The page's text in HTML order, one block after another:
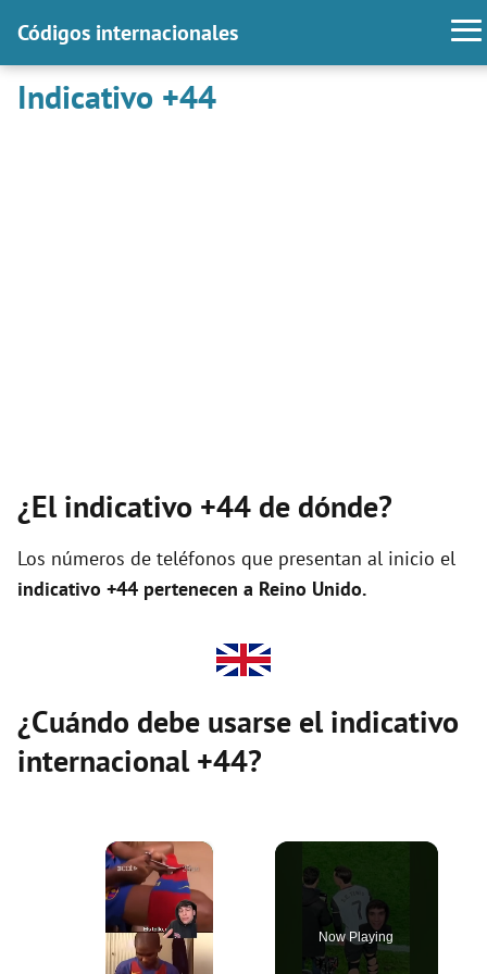
Códigos internacionales
Indicativo +44
¿El indicativo +44 de dónde?
Los números de teléfonos que presentan al inicio el
indicativo +44 pertenecen a Reino Unido.
¿Cuándo debe usarse el indicativo
internacional +44?
×
Now Playing